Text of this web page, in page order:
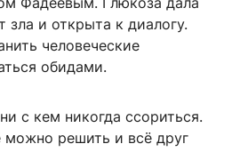
зла и открыта к диалогу.
человеческие
обидами.
с кем никогда ссориться.
решить и всё друг